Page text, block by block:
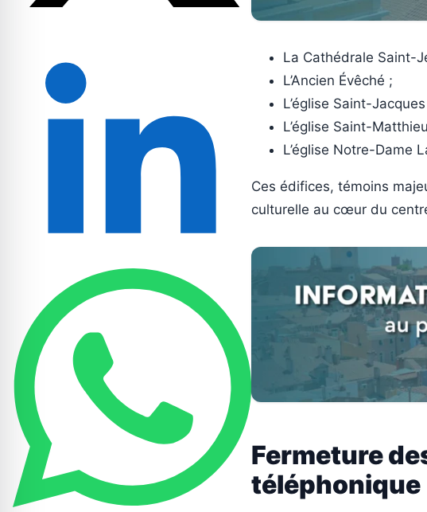
La Cathédrale Saint-
L’Ancien Évêché ;
L’église Saint-
L’église Saint-
L’église Notre-Dame
Ces édifices, témoins
culturelle au cœur du
Fermeture
téléphonique